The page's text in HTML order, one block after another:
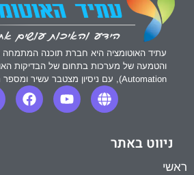
עתיד האוטומציה היא חברת תוכנה המתמחה
Automation), עם ניסיון מצטבר עשיר ומספר רב של לקוחות מרוצים.
ניווט באתר
ראשי